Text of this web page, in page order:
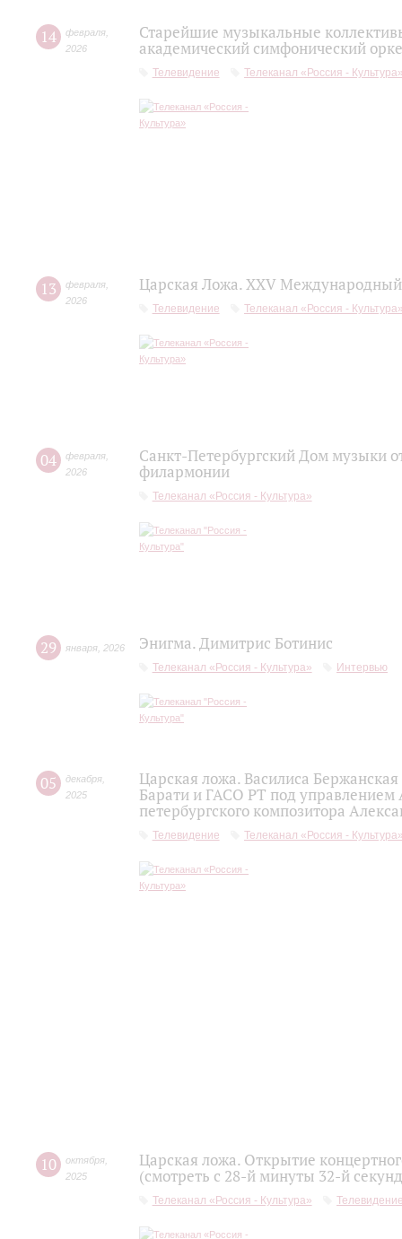
14 февраля
2026
Старейшие музыкальные
академический симфонический
Телевидение Телеканал «Россия -
13 февраля
2026
Царская Ложа. XXV
Телевидение Телеканал «Россия -
04 февраля
2026
Санкт-Петербургский Дом музыки
филармонии
Телеканал «Россия - Культура»
29 января 2026 Энигма. Димитрис Ботинис
Телеканал «Россия - Культура» Интервью
05 декабря
2025
Царская ложа. Василиса
Барати и ГАСО РТ под управлением
петербургского композитора
Телевидение Телеканал «Россия -
10 октября
2025
Царская ложа. Открытие
(смотреть с 28-й минуты 32-й
Телеканал «Россия - Культура»